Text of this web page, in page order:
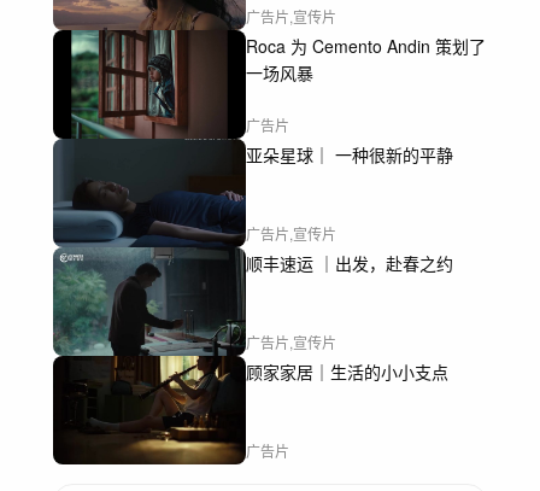
广告片,宣传片
Roca 为 Cemento Andin 策划了
一场风暴
广告片
亚朵星球｜ 一种很新的平静
广告片,宣传片
顺丰速运 ｜出发，赴春之约
广告片,宣传片
顾家家居｜生活的小小支点
广告片